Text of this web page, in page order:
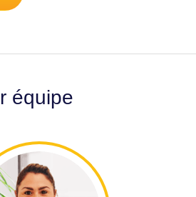
équipe